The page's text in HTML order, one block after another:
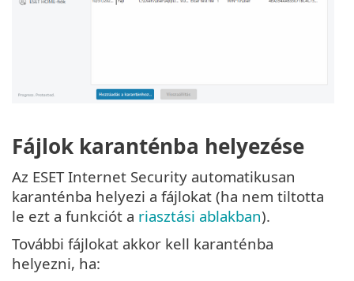
Fájlok karanténba helyezése
Az ESET Internet Security automatikusan
karanténba helyezi a fájlokat (ha nem tiltotta
le ezt a funkciót a riasztási ablakban).
További fájlokat akkor kell karanténba
helyezni, ha: